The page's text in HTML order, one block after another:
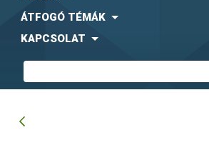
ÁTFOGÓ TÉMÁK
KAPCSOLAT